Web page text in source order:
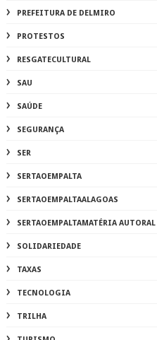
PREFEITURA DE DELMIRO
PROTESTOS
RESGATECULTURAL
SAU
SAÚDE
SEGURANÇA
SER
SERTAOEMPALTA
SERTAOEMPALTAALAGOAS
SERTAOEMPALTAMATÉRIA AUTORAL
SOLIDARIEDADE
TAXAS
TECNOLOGIA
TRILHA